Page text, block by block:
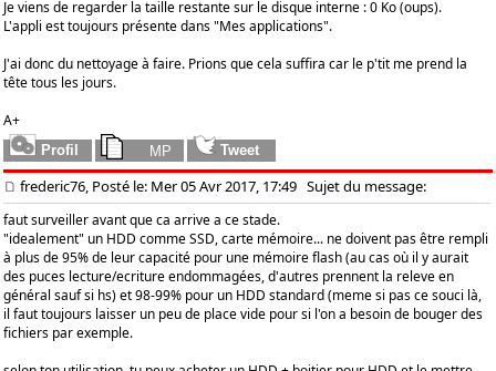
Je viens de regarder la taille restante sur le disque interne : 0 Ko (oups).
L'appli est toujours présente dans "Mes applications".
J'ai donc du nettoyage à faire. Prions que cela suffira car le p'tit me prend la
tête tous les jours.
A+
frederic76, Posté le: Mer 05 Avr 2017, 17:49 Sujet du message:
faut surveiller avant que ca arrive a ce stade.
"idealement" un HDD comme SSD, carte mémoire... ne doivent pas être rempli
à plus de 95% de leur capacité pour une mémoire flash (au cas où il y aurait
des puces lecture/ecriture endommagées, d'autres prennent la releve en
général sauf si hs) et 98-99% pour un HDD standard (meme si pas ce souci là,
il faut toujours laisser un peu de place vide pour si l'on a besoin de bouger des
fichiers par exemple.